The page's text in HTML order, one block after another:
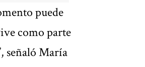
puede
como parte
señaló María